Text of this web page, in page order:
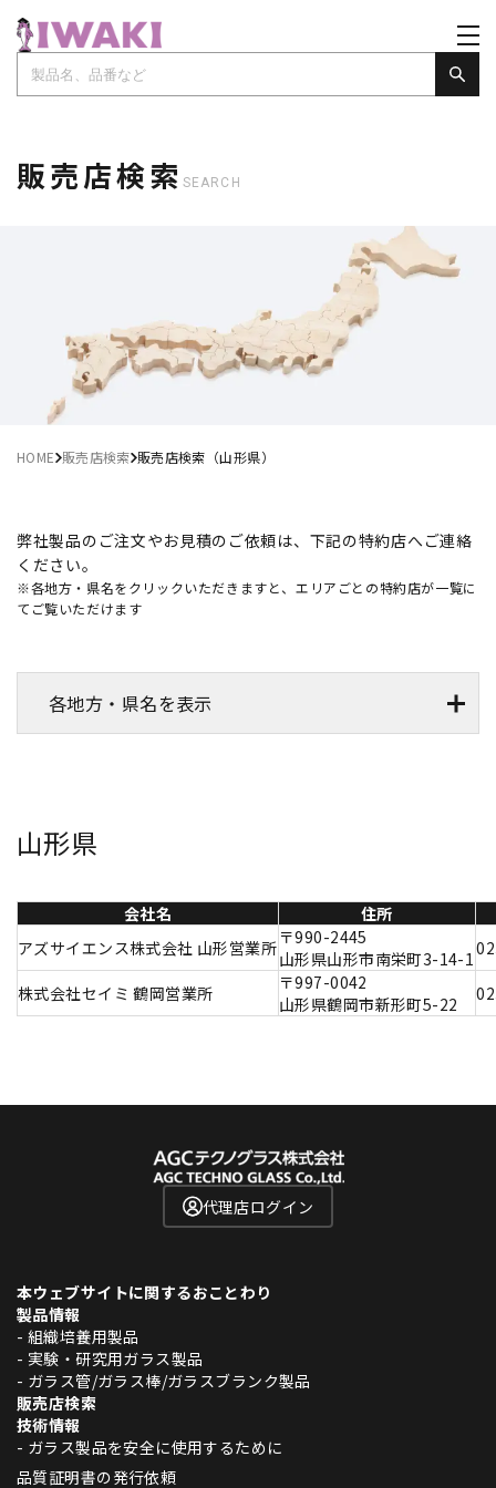
販売店検索 SEARCH
HOME 販売店検索 販売店検索（山形県）
弊社製品のご注文やお見積のご依頼は、下記の特約店へご連絡
ください。
※各地方・県名をクリックいただきますと、エリアごとの特約店が一覧に
てご覧いただけます
各地方・県名を表示
山形県
会社名
住所
アズサイエンス株式会社 山形営業所 〒990-2445
山形県山形市南栄町3-14-1
株式会社セイミ 鶴岡営業所
〒997-0042
山形県鶴岡市新形町5-22
代理店ログイン
本ウェブサイトに関するおことわり
製品情報
- 組織培養用製品
- 実験・研究用ガラス製品
- ガラス管/ガラス棒/ガラスブランク製品
販売店検索
技術情報
- ガラス製品を安全に使用するために
品質証明書の発行依頼